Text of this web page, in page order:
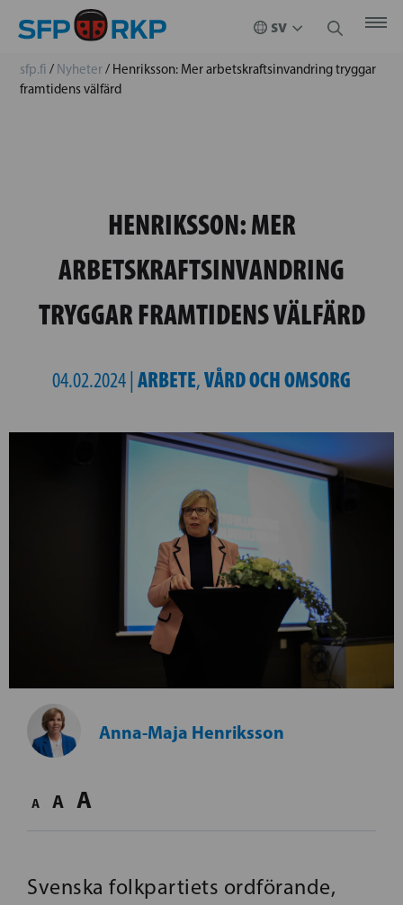
sfp.fi / Nyheter/ Henriksson: Mer arbetskraftsinvandring tryggar
framtidens välfärd
HENRIKSSON: MER
ARBETSKRAFTSINVANDRING
TRYGGAR FRAMTIDENS VÄLFÄRD
04.02.2024 | ARBETE,VÅRD OCH OMSORG
Anna-Maja Henriksson
A A A
Svenska folkpartiets ordförande,